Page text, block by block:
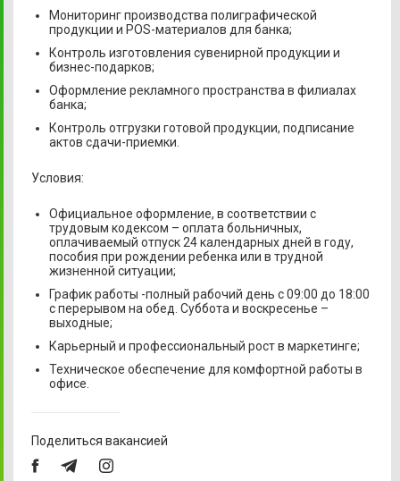
Мониторинг производства полиграфической
продукции и POS-материалов для банка;
Контроль изготовления сувенирной продукции и
бизнес-подарков;
Оформление рекламного пространства в филиалах
банка;
Контроль отгрузки готовой продукции, подписание
актов сдачи-приемки.
Условия:
Официальное оформление, в соответствии с
трудовым кодексом – оплата больничных,
оплачиваемый отпуск 24 календарных дней в году,
пособия при рождении ребенка или в трудной
жизненной ситуации;
График работы -полный рабочий день с 09:00 до 18:00
с перерывом на обед. Суббота и воскресенье –
выходные;
Карьерный и профессиональный рост в маркетинге;
Техническое обеспечение для комфортной работы в
офисе.
Поделиться вакансией